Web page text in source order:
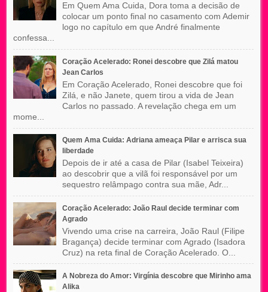
Em Quem Ama Cuida, Dora toma a decisão de
colocar um ponto final no casamento com Ademir
logo no capítulo em que André finalmente
confessa...
Coração Acelerado: Ronei descobre que Zilá matou
Jean Carlos
Em Coração Acelerado, Ronei descobre que foi
Zilá, e não Janete, quem tirou a vida de Jean
Carlos no passado. A revelação chega em um
mome...
Quem Ama Cuida: Adriana ameaça Pilar e arrisca sua
liberdade
Depois de ir até a casa de Pilar (Isabel Teixeira)
ao descobrir que a vilã foi responsável por um
sequestro relâmpago contra sua mãe, Adr...
Coração Acelerado: João Raul decide terminar com
Agrado
Vivendo uma crise na carreira, João Raul (Filipe
Bragança) decide terminar com Agrado (Isadora
Cruz) na reta final de Coração Acelerado. O...
A Nobreza do Amor: Virgínia descobre que Mirinho ama
Alika